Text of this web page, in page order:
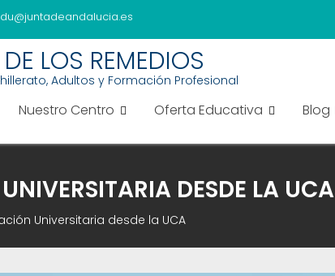
LOS REMEDIOS
Adultos y Formación Profesional
Nuestro Centro Oferta Educativa Blog
DESDE LA UCA
Universitaria desde la UCA